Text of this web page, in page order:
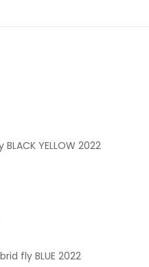
YELLOW 2022
fly BLUE 2022